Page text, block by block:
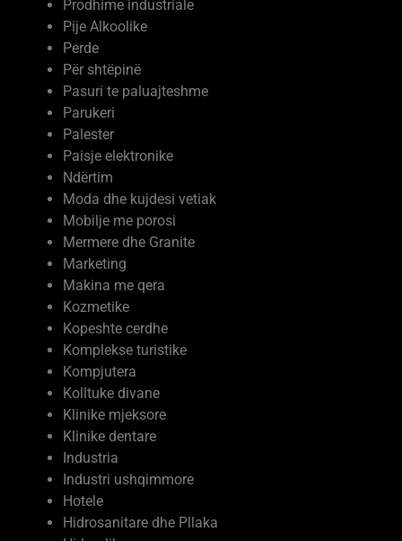
Resorte Agroturizmi
Prodhime plastike
Prodhime industriale
Pije Alkoolike
Perde
Për shtëpinë
Pasuri te paluajteshme
Parukeri
Palester
Paisje elektronike
Ndërtim
Moda dhe kujdesi vetiak
Mobilje me porosi
Mermere dhe Granite
Marketing
Makina me qera
Kozmetike
Kopeshte cerdhe
Komplekse turistike
Kompjutera
Kolltuke divane
Klinike mjeksore
Klinike dentare
Industria
Industri ushqimmore